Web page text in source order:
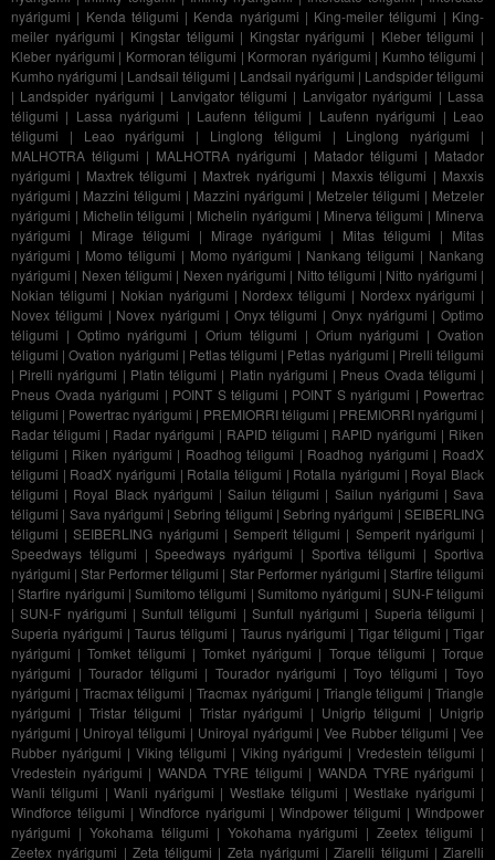
nyárigumi | Kenda téligumi | Kenda nyárigumi | King-meiler téligumi | King-
meiler nyárigumi | Kingstar téligumi | Kingstar nyárigumi | Kleber téligumi |
Kleber nyárigumi | Kormoran téligumi | Kormoran nyárigumi | Kumho téligumi |
Kumho nyárigumi | Landsail téligumi | Landsail nyárigumi | Landspider téligumi
| Landspider nyárigumi | Lanvigator téligumi | Lanvigator nyárigumi | Lassa
téligumi | Lassa nyárigumi | Laufenn téligumi | Laufenn nyárigumi | Leao
téligumi | Leao nyárigumi | Linglong téligumi | Linglong nyárigumi |
MALHOTRA téligumi | MALHOTRA nyárigumi | Matador téligumi | Matador
nyárigumi | Maxtrek téligumi | Maxtrek nyárigumi | Maxxis téligumi | Maxxis
nyárigumi | Mazzini téligumi | Mazzini nyárigumi | Metzeler téligumi | Metzeler
nyárigumi | Michelin téligumi | Michelin nyárigumi | Minerva téligumi | Minerva
nyárigumi | Mirage téligumi | Mirage nyárigumi | Mitas téligumi | Mitas
nyárigumi | Momo téligumi | Momo nyárigumi | Nankang téligumi | Nankang
nyárigumi | Nexen téligumi | Nexen nyárigumi | Nitto téligumi | Nitto nyárigumi |
Nokian téligumi | Nokian nyárigumi | Nordexx téligumi | Nordexx nyárigumi |
Novex téligumi | Novex nyárigumi | Onyx téligumi | Onyx nyárigumi | Optimo
téligumi | Optimo nyárigumi |Orium téligumi | Orium nyárigumi |Ovation
téligumi |Ovation nyárigumi | Petlas téligumi | Petlas nyárigumi | Pirelli téligumi
| Pirelli nyárigumi | Platin téligumi | Platin nyárigumi | Pneus Ovada téligumi |
Pneus Ovada nyárigumi | POINT S téligumi | POINT S nyárigumi | Powertrac
téligumi | Powertrac nyárigumi | PREMIORRI téligumi | PREMIORRI nyárigumi |
Radar téligumi | Radar nyárigumi | RAPID téligumi | RAPID nyárigumi | Riken
téligumi | Riken nyárigumi | Roadhog téligumi | Roadhog nyárigumi | RoadX
téligumi | RoadX nyárigumi | Rotalla téligumi | Rotalla nyárigumi | Royal Black
téligumi | Royal Black nyárigumi |Sailun téligumi | Sailun nyárigumi |Sava
téligumi | Sava nyárigumi |Sebring téligumi |Sebring nyárigumi |SEIBERLING
téligumi |SEIBERLING nyárigumi |Semperit téligumi | Semperit nyárigumi |
Speedways téligumi |Speedways nyárigumi | Sportiva téligumi |Sportiva
nyárigumi |Star Performer téligumi | Star Performer nyárigumi | Starfire téligumi
|Starfire nyárigumi |Sumitomo téligumi | Sumitomo nyárigumi | SUN-F téligumi
|SUN-F nyárigumi | Sunfull téligumi | Sunfull nyárigumi | Superia téligumi |
Superia nyárigumi |Taurus téligumi | Taurus nyárigumi | Tigar téligumi |Tigar
nyárigumi |Tomket téligumi | Tomket nyárigumi | Torque téligumi |Torque
nyárigumi |Tourador téligumi | Tourador nyárigumi |Toyo téligumi |Toyo
nyárigumi | Tracmax téligumi |Tracmax nyárigumi | Triangle téligumi |Triangle
nyárigumi | Tristar téligumi | Tristar nyárigumi | Unigrip téligumi | Unigrip
nyárigumi | Uniroyal téligumi | Uniroyal nyárigumi |Vee Rubber téligumi |Vee
Rubber nyárigumi | Viking téligumi | Viking nyárigumi |Vredestein téligumi |
Vredestein nyárigumi |WANDA TYRE téligumi | WANDA TYRE nyárigumi |
Wanli téligumi |Wanli nyárigumi | Westlake téligumi |Westlake nyárigumi |
Windforce téligumi | Windforce nyárigumi | Windpower téligumi | Windpower
nyárigumi | Yokohama téligumi | Yokohama nyárigumi |Zeetex téligumi |
Zeetex nyárigumi | Zeta téligumi | Zeta nyárigumi |Ziarelli téligumi | Ziarelli